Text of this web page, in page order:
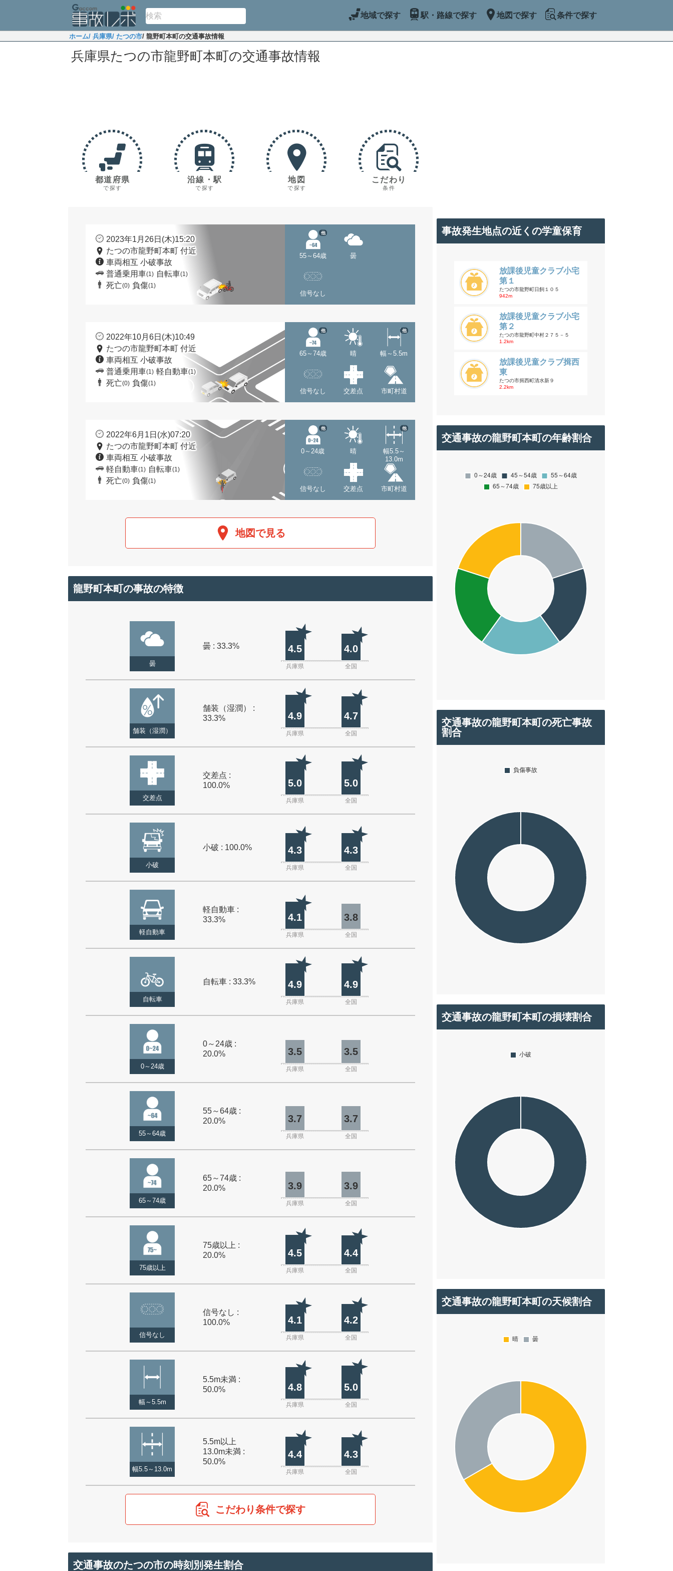
地域で探す 駅・路線で探す 地図で探す 条件で探す
ホーム/ 兵庫県/ たつの市/ 龍野町本町の交通事故情報
兵庫県たつの市龍野町本町の交通事故情報
都道府県
で探す
沿線・駅
で探す
地図
で探す
こだわり
条件
2023年1月26日(木)15:20
たつの市龍野町本町 付近
車両相互 小破事故
普通乗用車(1) 自転車(1)
死亡(0) 負傷(1)
55～64歳
他
曇
信号なし
2022年10月6日(木)10:49
たつの市龍野町本町 付近
車両相互 小破事故
普通乗用車(1) 軽自動車(1)
死亡(0) 負傷(1)
65～74歳
他
晴 幅～5.5m
他
信号なし 交差点 市町村道
2022年6月1日(水)07:20
たつの市龍野町本町 付近
車両相互 小破事故
軽自動車(1) 自転車(1)
死亡(0) 負傷(1)
0～24歳
他
晴
幅5.5～
13.0m
他
信号なし 交差点 市町村道
地図で見る
龍野町本町の事故の特徴
曇
曇 : 33.3% 4.5 4.0
兵庫県 全国
舗装（湿潤）
舗装（湿潤） :
33.3%
4.9 4.7
兵庫県 全国
交差点
交差点 :
100.0%
5.0 5.0
兵庫県 全国
小破
小破 : 100.0% 4.3 4.3
兵庫県 全国
軽自動車
軽自動車 :
33.3%
4.1 3.8
兵庫県 全国
自転車
自転車 : 33.3% 4.9 4.9
兵庫県 全国
0～24歳
0～24歳 :
20.0%
3.5 3.5
兵庫県 全国
55～64歳
55～64歳 :
20.0%
3.7 3.7
兵庫県 全国
65～74歳
65～74歳 :
20.0%
3.9 3.9
兵庫県 全国
75歳以上
75歳以上 :
20.0%
4.5 4.4
兵庫県 全国
信号なし
信号なし :
100.0%
4.1 4.2
兵庫県 全国
幅～5.5m
5.5m未満 :
50.0%
4.8 5.0
兵庫県 全国
幅5.5～13.0m
5.5m以上
13.0m未満 :
50.0%
4.4 4.3
兵庫県 全国
こだわり条件で探す
交通事故のたつの市の時刻別発生割合
事故発生地点の近くの学童保育
放課後児童クラブ小宅
第１
たつの市龍野町日飼１０５
942m
放課後児童クラブ小宅
第２
たつの市龍野町中村２７５－５
1.2km
放課後児童クラブ揖西
東
たつの市揖西町清水新９
2.2km
交通事故の龍野町本町の年齢割合
交通事故の龍野町本町の死亡事故
割合
交通事故の龍野町本町の損壊割合
交通事故の龍野町本町の天候割合